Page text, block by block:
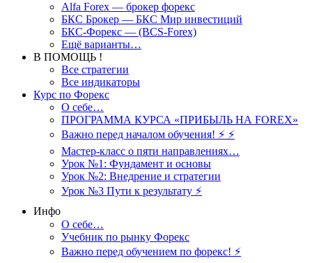
Alfa Forex — брокер форекс
БКС Брокер — БКС Мир инвестиций
БКС-Форекс — (BCS-Forex)
Ещё варианты…
В ПОМОЩЬ !
Все стратегии
Все индикаторы
Курс по Форекс
О себе…
ПРОГРАММА КУРСА «ПРИБЫЛЬ НА FOREX»
Важно перед началом обучения! ⚡ ⚡
Мастер-класс о пяти направлениях…
Урок №1: Фундамент и основы
Урок №2: Внедрение и стратегии
Урок №3 Пути к результату ⚡️
Инфо
О себе…
Учебник по рынку Форекс
Важно перед обучением по форекс! ⚡